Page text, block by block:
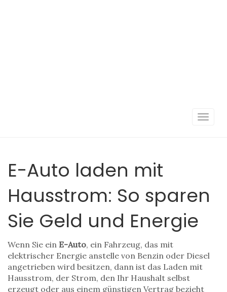
E-Auto laden mit
Hausstrom: So sparen
Sie Geld und Energie
Wenn Sie ein E-Auto, ein Fahrzeug, das mit
elektrischer Energie anstelle von Benzin oder Diesel
angetrieben wird besitzen, dann ist das Laden mit
Hausstrom, der Strom, den Ihr Haushalt selbst
erzeugt oder aus einem günstigen Vertrag bezieht